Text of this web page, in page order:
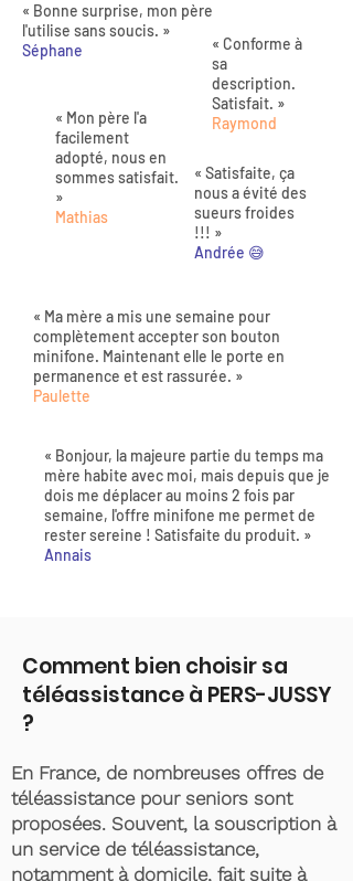
« Bonne surprise, mon père
l'utilise sans soucis. »
Séphane
« Mon père l'a
facilement
adopté, nous en
sommes satisfait.
»
Mathias
« Conforme à
sa
description.
Satisfait. »
Raymond
« Satisfaite, ça
nous a évité des
sueurs froides
!!! »
Andrée 😅
« Ma mère a mis une semaine pour
complètement accepter son bouton
minifone. Maintenant elle le porte en
permanence et est rassurée. »
Paulette
« Bonjour, la majeure partie du temps ma
mère habite avec moi, mais depuis que je
dois me déplacer au moins 2 fois par
semaine, l'offre minifone me permet de
rester sereine ! Satisfaite du produit. »
Annais
Comment bien choisir sa
téléassistance à PERS-JUSSY
?
En France, de nombreuses offres de
téléassistance pour seniors sont
proposées. Souvent, la souscription à
un service de téléassistance,
notamment à domicile, fait suite à